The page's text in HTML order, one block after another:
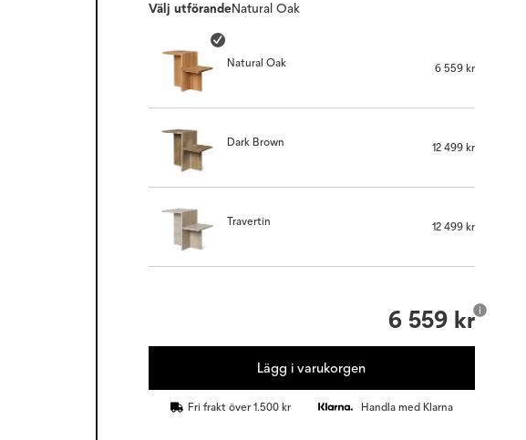
Välj utförandeNatural Oak
Natural Oak 6 559 kr
Dark Brown 12 499 kr
Travertin 12 499 kr
6 559 kr
Lägg i varukorgen
Fri frakt över 1.500 kr Handla med Klarna